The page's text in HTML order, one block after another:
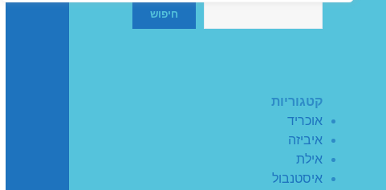
חיפוש
קטגוריות
אוכריד
איביזה
אילת
איסטנבול